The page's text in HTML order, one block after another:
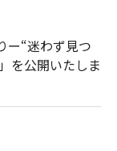
ー“迷わず見つ
を公開いたしま